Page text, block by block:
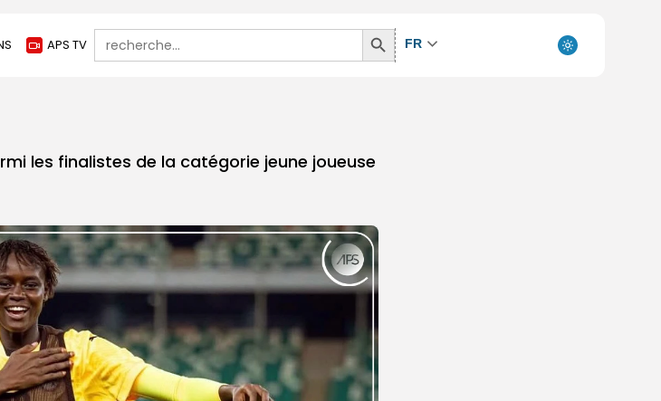
APS TV
Search
for:
Search
Button
FR
les finalistes de la catégorie jeune joueuse